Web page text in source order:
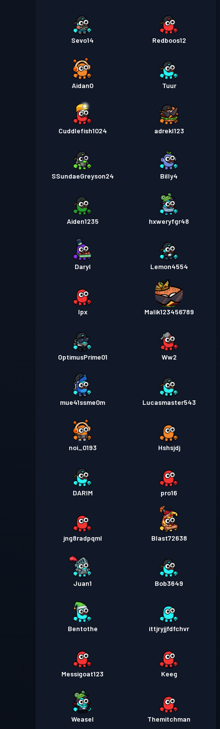
Sevo14 Redboos12
Aidan0 Tuur
Cuddlefish1024 adrekl123
SSundaeGreyson24 Billy4
Aiden1235 hxweryfgr48
Daryl Lemon4554
Ipx Malik123456789
OptimusPrime01 Ww2
mue41ssme0m Lucasmaster543
noi_0193 Hshsjdj
DARIM pro16
jng8radpqml Blast72638
Juan1 Bob3649
Bentothe ittjryjjfdfchvr
Messigoat123 Keeg
Weasel Themitchman